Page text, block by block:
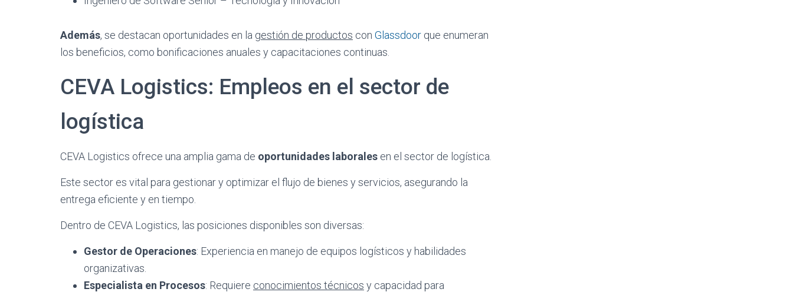
Además, se destacan oportunidades en la gestión de productos con Glassdoor que enumeran
los beneficios, como bonificaciones anuales y capacitaciones continuas.
CEVA Logistics: Empleos en el sector de
logística
CEVA Logistics ofrece una amplia gama de oportunidades laborales en el sector de logística.
Este sector es vital para gestionar y optimizar el flujo de bienes y servicios, asegurando la
entrega eficiente y en tiempo.
Dentro de CEVA Logistics, las posiciones disponibles son diversas:
Gestor de Operaciones: Experiencia en manejo de equipos logísticos y habilidades
organizativas.
Especialista en Procesos: Requiere conocimientos técnicos y capacidad para